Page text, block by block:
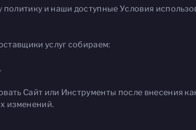
и наши доступные Условия
услуг собираем:
Сайт или Инструменты после внесения
изменений.